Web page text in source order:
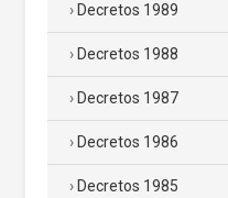
Decretos 1989
Decretos 1988
Decretos 1987
Decretos 1986
Decretos 1985